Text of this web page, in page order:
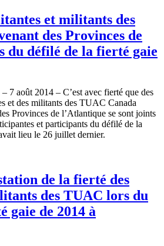
et militants des
des Provinces de
du défilé de la fierté gaie
7 août 2014 – C’est avec fierté que des
et des militants des TUAC Canada
Provinces de l’Atlantique se sont joints
et participants du défilé de la
lieu le 26 juillet dernier.
de la fierté des
des TUAC lors du
gaie de 2014 à